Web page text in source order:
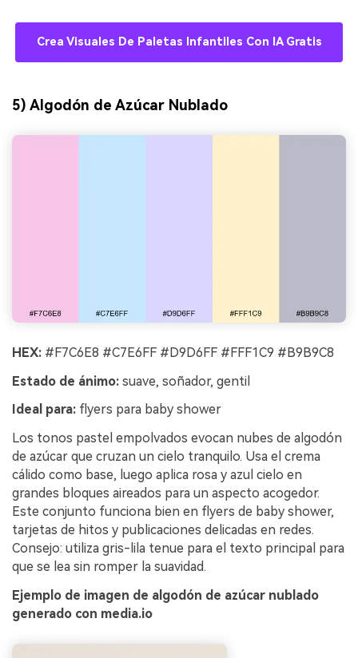
Crea Visuales De Paletas Infantiles Con IA Gratis
5) Algodón de Azúcar Nublado
HEX: #F7C6E8 #C7E6FF #D9D6FF #FFF1C9 #B9B9C8
Estado de ánimo: suave, soñador, gentil
Ideal para: flyers para baby shower
Los tonos pastel empolvados evocan nubes de algodón
de azúcar que cruzan un cielo tranquilo. Usa el crema
cálido como base, luego aplica rosa y azul cielo en
grandes bloques aireados para un aspecto acogedor.
Este conjunto funciona bien en flyers de baby shower,
tarjetas de hitos y publicaciones delicadas en redes.
Consejo: utiliza gris-lila tenue para el texto principal para
que se lea sin romper la suavidad.
Ejemplo de imagen de algodón de azúcar nublado
generado con media.io